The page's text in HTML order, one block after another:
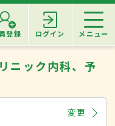
登録 ログイン メニュー
ニック内科、予
変更